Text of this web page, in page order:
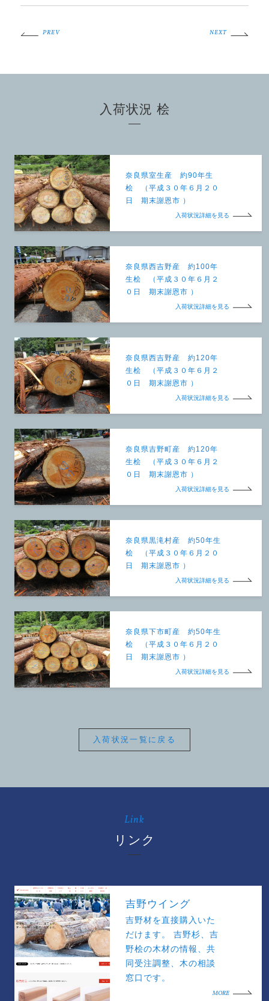
PREV NEXT
入荷状況 桧
奈良県室生産 約90年生
桧 （平成３０年６月２０
日 期末謝恩市 ）
入荷状況詳細を見る
奈良県西吉野産 約100年
生桧 （平成３０年６月２
０日 期末謝恩市 ）
入荷状況詳細を見る
奈良県西吉野産 約120年
生桧 （平成３０年６月２
０日 期末謝恩市 ）
入荷状況詳細を見る
奈良県吉野町産 約120年
生桧 （平成３０年６月２
０日 期末謝恩市 ）
入荷状況詳細を見る
奈良県黒滝村産 約50年生
桧 （平成３０年６月２０
日 期末謝恩市 ）
入荷状況詳細を見る
奈良県下市町産 約50年生
桧 （平成３０年６月２０
日 期末謝恩市 ）
入荷状況詳細を見る
入荷状況一覧に戻る
Link
リンク
吉野ウイング
吉野材を直接購入いた
だけます。 吉野杉、吉
野桧の木材の情報、共
同受注調整、木の相談
窓口です。
MORE